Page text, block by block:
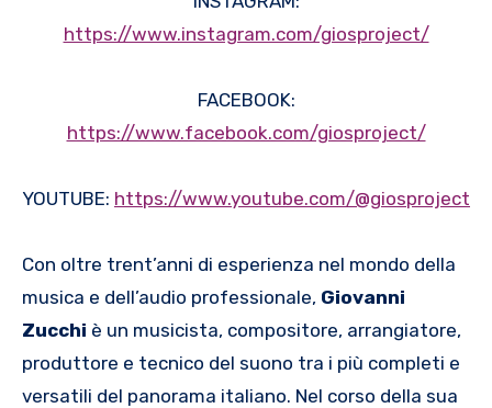
https://www.instagram.com/giosproject/
FACEBOOK:
https://www.facebook.com/giosproject/
YOUTUBE: https://www.youtube.com/@giosproject
Con oltre trent’anni di esperienza nel mondo della
musica e dell’audio professionale, Giovanni
Zucchi è un musicista, compositore, arrangiatore,
produttore e tecnico del suono tra i più completi e
versatili del panorama italiano. Nel corso della sua